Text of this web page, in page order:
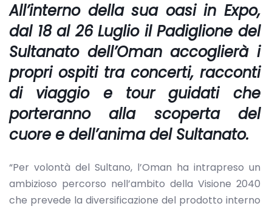
All’interno della sua oasi in Expo,
dal 18 al 26 Luglio il Padiglione del
Sultanato dell’Oman accoglierà i
propri ospiti tra concerti, racconti
di viaggio e tour guidati che
porteranno alla scoperta del
cuore e dell’anima del Sultanato.
“Per volontà del Sultano, l’Oman ha intrapreso un
ambizioso percorso nell’ambito della Visione 2040
che prevede la diversificazione del prodotto interno